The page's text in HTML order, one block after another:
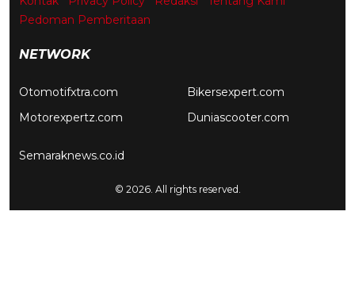
Pedoman Pemberitaan
NETWORK
Otomotifxtra.com
Motorexpertz.com
Bikersexpert.com
Duniascooter.com
Semaraknews.co.id
© 2026. All rights reserved.